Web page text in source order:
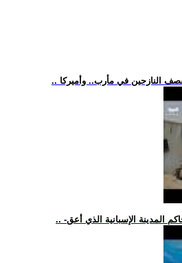
النازحين في مأرب.. وأميركا
المدينة الإسبانية الذي أعق